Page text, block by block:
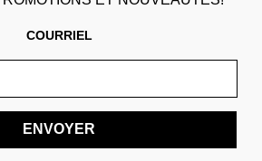
COURRIEL
ENVOYER